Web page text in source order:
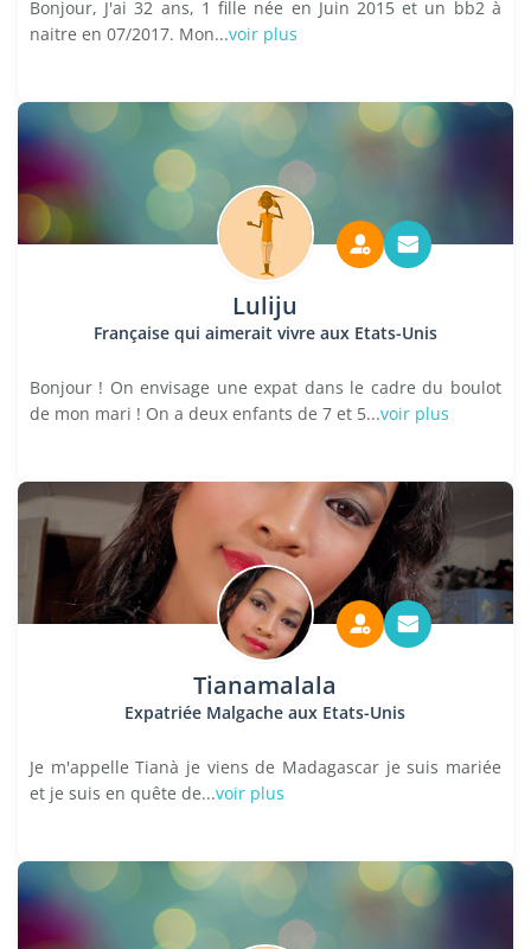
Bonjour, J'ai 32 ans, 1 fille née en Juin 2015 et un bb2 à
naitre en 07/2017. Mon...voir plus
Luliju
Française qui aimerait vivre aux Etats-Unis
Bonjour ! On envisage une expat dans le cadre du boulot
de mon mari ! On a deux enfants de 7 et 5...voir plus
Tianamalala
Expatriée Malgache aux Etats-Unis
Je m'appelle Tianà je viens de Madagascar je suis mariée
et je suis en quête de...voir plus